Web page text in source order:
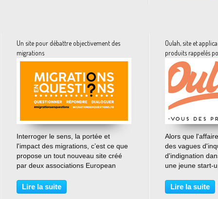
Un site pour débattre objectivement des
migrations
…
Interroger le sens, la portée et
l'impact des migrations, c’est ce que
propose un tout nouveau site créé
par deux associations European
une question qui divise l’opinion
publique et provoque des partis pris
Lire la suite
Oulah, site et
produits rappelés
Alors que
des vagues
d'indignation
une jeune start-
les
retirés des
Lire la suite